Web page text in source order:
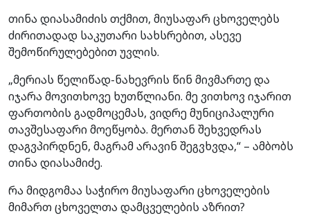
თინა დიასამიძის თქმით, მიუსაფარ ცხოველებს
ძირითადად საკუთარი სახსრებით, ასევე
შემოწირულებებით უვლის.
„მერიას წელიწად-ნახევრის წინ მივმართე და
იჯარა მოვითხოვე ხუთწლიანი. მე ვითხოვ იჯარით
ფართობის გადმოცემას, ვიდრე მუნიციპალური
თავშესაფარი მოეწყობა. მერთან შეხვედრას
დაგვპირდნენ, მაგრამ არავინ შეგვხვდა,“ – ამბობს
თინა დიასამიძე.
რა მიდგომაა საჭირო მიუსაფარი ცხოველების
მიმართ ცხოველთა დამცველების აზრით?